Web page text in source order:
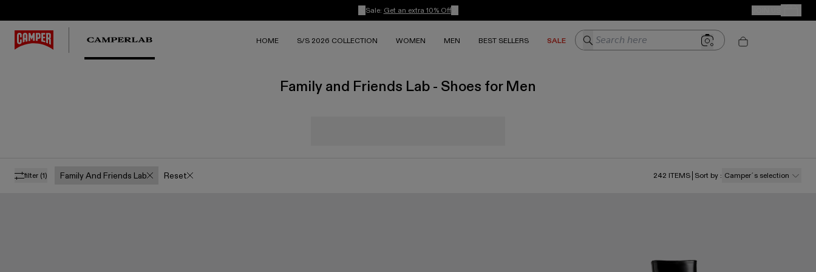
Sale: Get an extra 10% Off Your
HOME S/S 2026 COLLECTION WOMEN MEN BEST SELLERS SALE Search here
Family and Friends Lab - Shoes for Men
filter (1) Family And Friends Lab Reset 242 ITEMS Sort by : Camper´s selection